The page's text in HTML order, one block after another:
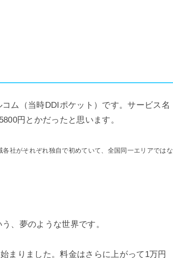
ム（当時DDIポケット）です。サービス名
円とかだったと思います。
社がそれぞれ独自で初めていて、全国同一エリアではな
、夢のような世界です。
まりました。料金はさらに上がって1万円